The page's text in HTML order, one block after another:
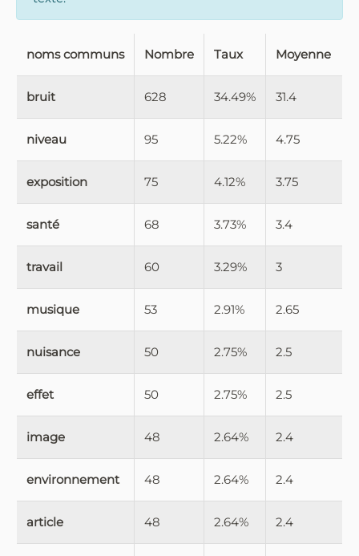
noms communs Nombre Taux Moyenne
bruit 628 34.49% 31.4
niveau 95 5.22% 4.75
exposition 75 4.12% 3.75
santé 68 3.73% 3.4
travail 60 3.29% 3
musique 53 2.91% 2.65
nuisance 50 2.75% 2.5
effet 50 2.75% 2.5
image 48 2.64% 2.4
environnement 48 2.64% 2.4
article 48 2.64% 2.4